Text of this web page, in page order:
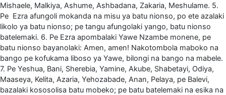
Mishaele, Malkiya, Ashume, Ashbadana, Zakaria, Meshulame. 5.
Pe Ezra afungoli mokanda na misu ya batu nionso, po ete azalaki
likolo ya batu nionso; pe tangu afungolaki yango, batu nionso
batelemaki. 6. Pe Ezra apombalaki Yawe Nzambe monene, pe
batu nionso bayanolaki: Amen, amen! Nakotombola maboko na
bango pe kofukama liboso ya Yawe, bilongi na bango na mabele.
7. Pe Yeshua, Bani, Sherebia, Yamine, Akube, Shabetayi, Odiya,
Maaseya, Kelita, Azaria, Yehozabade, Anan, Pelaya, pe Balevi,
bazalaki kososolisa batu mobeko; pe batu batelemaki na esika na